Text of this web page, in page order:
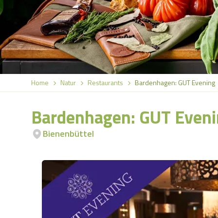
Home Natur Restaurants Bardenhagen: GUT Evening
Bardenhagen: GUT
Bienenbüttel